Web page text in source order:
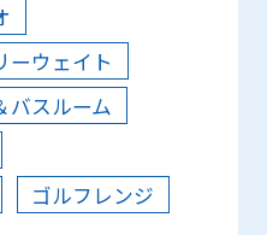
ーウェイト
バスルーム
ゴルフレンジ